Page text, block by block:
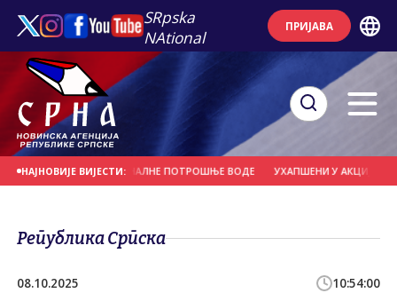
SRpska
NAtional
ПРИЈАВА
НАЈНОВИЈЕ ВИЈЕСТИ:
НЕРАЦИОНАЛНЕ ПОTРОШЊЕ ВОДЕ УХАПШЕНИ У АКЦИЈИ
Република Српска
08.10.2025 10:54:00